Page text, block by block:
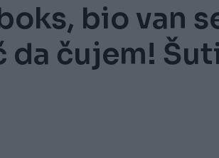
bio van
čujem!